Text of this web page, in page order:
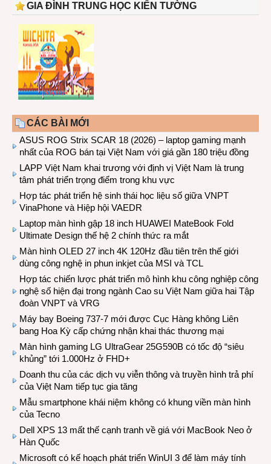
GIA ĐÌNH TRUNG HỌC KIẾN TƯỜNG
CÁC BÀI MỚI
ASUS ROG Strix SCAR 18 (2026) – laptop gaming mạnh
nhất của ROG bán tại Việt Nam với giá gần 180 triệu đồng
LAPP Việt Nam khai trương với định vị Việt Nam là trung
tâm phát triển trọng điểm trong khu vực
Hợp tác phát triển hệ sinh thái học liệu số giữa VNPT
VinaPhone và Hiệp hội VAEDR
Laptop màn hình gập 18 inch HUAWEI MateBook Fold
Ultimate Design thế hệ 2 chính thức ra mắt
Màn hình OLED 27 inch 4K 120Hz đầu tiên trên thế giới
dùng công nghệ in phun inkjet của MSI và TCL
Hợp tác chiến lược phát triển mô hình khu công nghiệp công
nghệ số hiện đại trong ngành Cao su Việt Nam giữa hai Tập
đoàn VNPT và VRG
Máy bay Boeing 737-7 mới được Cục Hàng không Liên
bang Hoa Kỳ cấp chứng nhận khai thác thương mại
Màn hình gaming LG UltraGear 25G590B có tốc độ “siêu
khủng” tới 1.000Hz ở FHD+
Doanh thu của các dịch vụ viễn thông và truyền hình trả phí
của Việt Nam tiếp tục gia tăng
Mẫu smartphone khái niệm không có khung viền màn hình
của Tecno
Dell XPS 13 mất thế cạnh tranh về giá với MacBook Neo ở
Hàn Quốc
Microsoft có kế hoạch phát triển WinUI 3 để làm máy tính